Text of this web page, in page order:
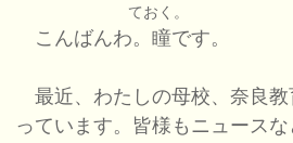
ておく。
こんばんわ。瞳です。
最近、わたしの母校、奈良教
っています。皆様もニュース